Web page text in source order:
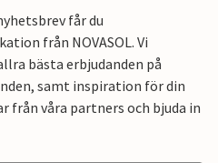
får du
från NOVASOL. Vi
bästa erbjudanden på
samt inspiration för din
från våra partners och bjuda in